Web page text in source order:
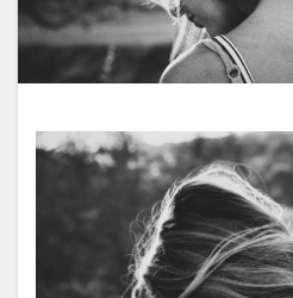
medical-beauty-bridge
natural-hair-debut
natural-
personal-hair-minister
pre-birth-care
pregnancy-
pressure-and-stem
recovery-philosophy
regrown-hair-timeline